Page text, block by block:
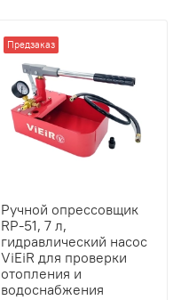
Предзаказ
Ручной опрессовщик
RP-51, 7 л,
гидравлический насос
ViEiR для проверки
отопления и
водоснабжения